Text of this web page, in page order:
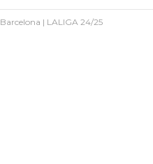
| LALIGA 24/25